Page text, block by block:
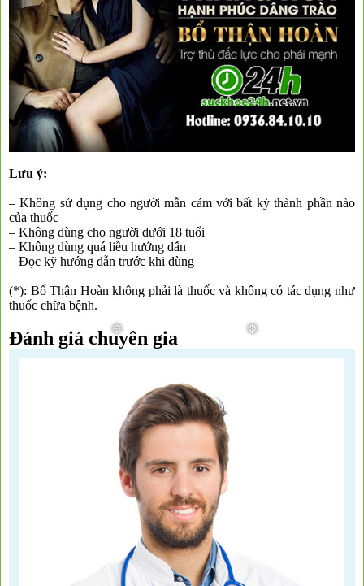
Lưu ý:
– Không sử dụng cho người mẫn cảm với bất kỳ thành phần nào
của thuốc
– Không dùng cho người dưới 18 tuổi
– Không dùng quá liều hướng dẫn
– Đọc kỹ hướng dẫn trước khi dùng
(*): Bổ Thận Hoàn không phải là thuốc và không có tác dụng như
thuốc chữa bệnh.
Đánh giá chuyên gia
❆